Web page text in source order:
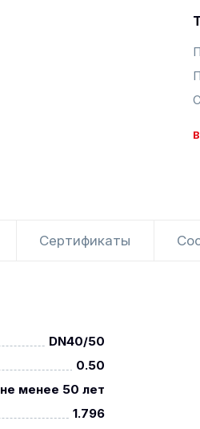
Сертификаты
DN40/50
0.50
не менее 50 лет
1.796